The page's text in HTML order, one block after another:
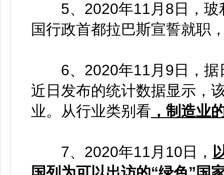
5、2020年11月8日，玻
国行政首都拉巴斯宣誓就职
6、2020年11月9日，据
近日发布的统计数据显示，
业。从行业类别看 ，制造业
7、2020年11月10日，